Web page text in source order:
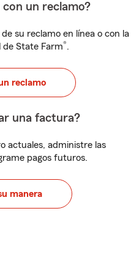
un reclamo?
su reclamo en línea o con la
de State Farm®.
reclamo
una factura?
actuales, administre las
pagos futuros.
manera